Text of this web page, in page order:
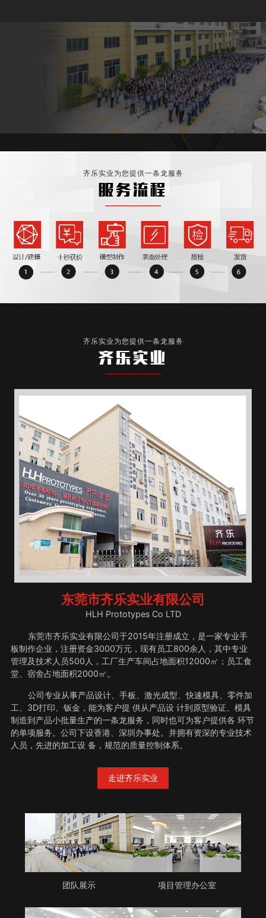
齐乐实业为您提供一条龙服务
服务流程
齐乐实业为您提供一条龙服务
齐乐实业
东莞市齐乐实业有限公司
HLH Prototypes Co LTD
东莞市齐乐实业有限公司于2015年注册成立，是一家专业手
板制作企业，注册资金3000万元，现有员工800余人，其中专业
管理及技术人员500人，工厂生产车间占地面积12000㎡；员工食
堂、宿舍占地面积2000㎡。
公司专业从事产品设计、手板、激光成型、快速模具、零件加
工、3D打印、钣金，能为客户提 供从产品设 计到原型验证、模具
制造到产品小批量生产的一条龙服务，同时也可为客户提供各 环节
的单项服务。公司下设香港、深圳办事处。并拥有资深的专业技术
人员，先进的加工设 备，规范的质量控制体系。
走进齐乐实业
团队展示 项目管理办公室